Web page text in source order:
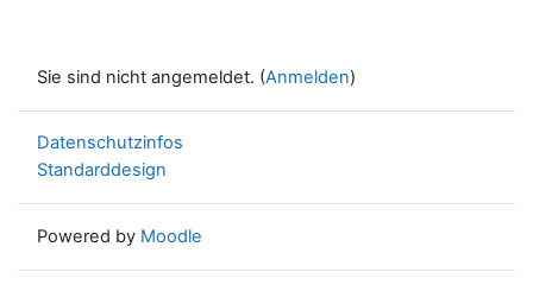
Sie sind nicht angemeldet. (Anmelden)
Datenschutzinfos
Standarddesign
Powered by Moodle